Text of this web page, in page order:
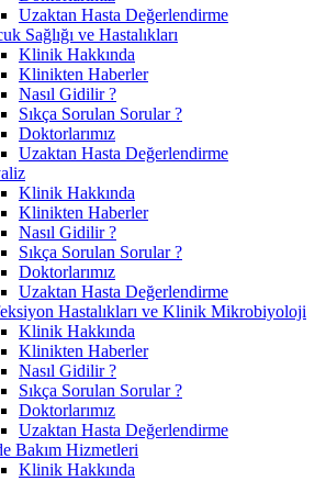
Uzaktan Hasta Değerlendirme
Sağlığı ve Hastalıkları
Klinik Hakkında
Klinikten Haberler
Nasıl Gidilir ?
Sıkça Sorulan Sorular ?
Doktorlarımız
Uzaktan Hasta Değerlendirme
Klinik Hakkında
Klinikten Haberler
Nasıl Gidilir ?
Sıkça Sorulan Sorular ?
Doktorlarımız
Uzaktan Hasta Değerlendirme
Hastalıkları ve Klinik Mikrobiyoloji
Klinik Hakkında
Klinikten Haberler
Nasıl Gidilir ?
Sıkça Sorulan Sorular ?
Doktorlarımız
Uzaktan Hasta Değerlendirme
Bakım Hizmetleri
Klinik Hakkında